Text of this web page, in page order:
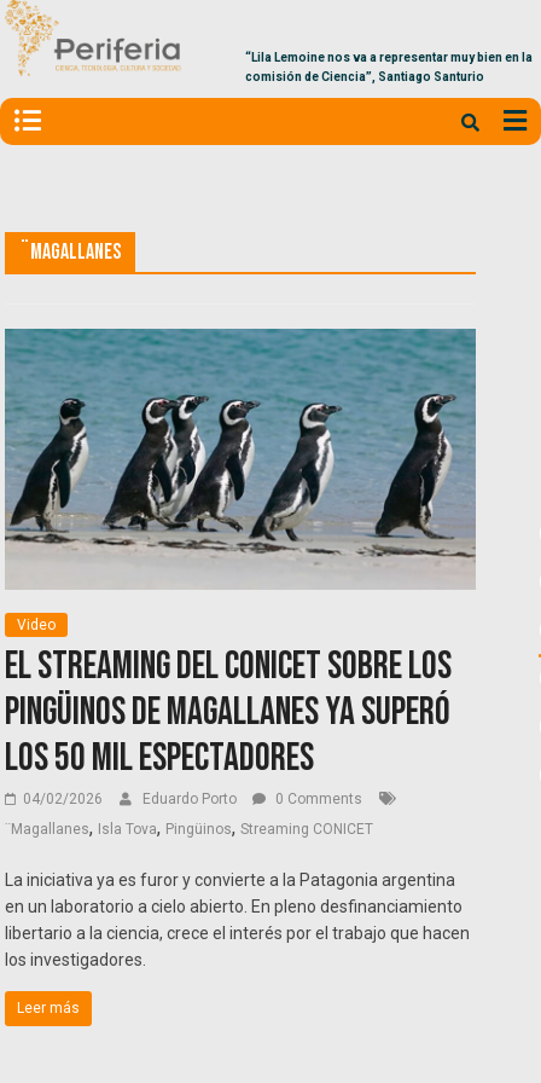
“Lila Lemoine nos va a representar muy bien en la
comisión de Ciencia”, Santiago Santurio
¨Magallanes
Video
El streaming del CONICET sobre los
pingüinos de Magallanes ya superó
los 50 mil espectadores
04/02/2026 Eduardo Porto
0 Comments
¨Magallanes, Isla Tova, Pingüinos,Streaming CONICET
La iniciativa ya es furor y convierte a la Patagonia argentina
en un laboratorio a cielo abierto. En pleno desfinanciamiento
libertario a la ciencia, crece el interés por el trabajo que hacen
los investigadores.
Leer más